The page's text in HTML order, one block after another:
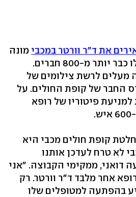
את ד"ר וורטר במכבי מונה
נכון לכתיבת שורות אלו כבר יותר מ-800 חברים.
מעלים לרשת צילומים של
החבר של קופת החולים. על
פיטוריו של רופא
קופת חולים מכבי היא
לא טרח לעדכן אותנו
דואני, ממקימי הקבוצה. "אני
רופא אחר מלבד ד"ר וורטר. רק
בהפתעה למטופלים שלו